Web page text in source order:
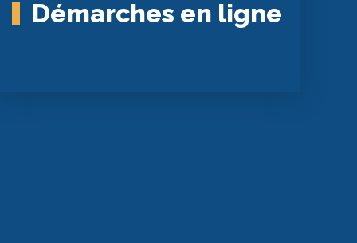
Démarches en ligne